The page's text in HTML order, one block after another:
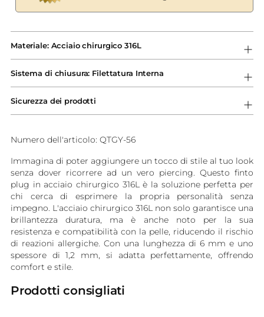
prodotto
al
carrello...
Materiale: Acciaio chirurgico 316L
Sistema di chiusura: Filettatura Interna
Sicurezza dei prodotti
Numero dell'articolo: QTGY-56
Immagina di poter aggiungere un tocco di stile al tuo look
senza dover ricorrere ad un vero piercing. Questo finto
plug in acciaio chirurgico 316L è la soluzione perfetta per
chi cerca di esprimere la propria personalità senza
impegno. L'acciaio chirurgico 316L non solo garantisce una
brillantezza duratura, ma è anche noto per la sua
resistenza e compatibilità con la pelle, riducendo il rischio
di reazioni allergiche. Con una lunghezza di 6 mm e uno
spessore di 1,2 mm, si adatta perfettamente, offrendo
comfort e stile.
Prodotti consigliati